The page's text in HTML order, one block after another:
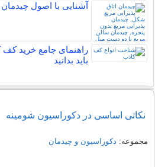
آشنایی با اصول
راهنمای جامع خرید کف
باید بدانید
نکاتی اساسی در دکوراسیون شومینه
مجموعه: دکوراسیون و چیدمان